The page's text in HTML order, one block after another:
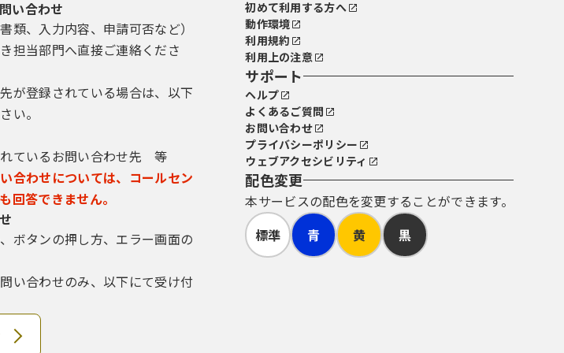
い合わせ
類、入力内容、申請可否など）
担当部門へ直接ご連絡くださ
が登録されている場合は、以下
い。
れているお問い合わせ先 等
合わせについては、コールセン
回答できません。
ボタンの押し方、エラー画面の
い合わせのみ、以下にて受け付
初めて利用する方へ
動作環境
利用規約
利用上の注意
サポート
ヘルプ
よくあるご質問
お問い合わせ
プライバシーポリシー
ウェブアクセシビリティ
配色変更
本サービスの配色を変更することができます。
標準
青 黄 黒